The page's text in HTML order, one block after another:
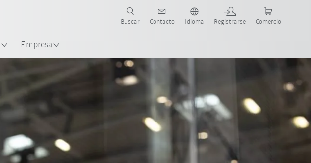
Empresa
Buscar Contacto Idioma Registrarse Comercio